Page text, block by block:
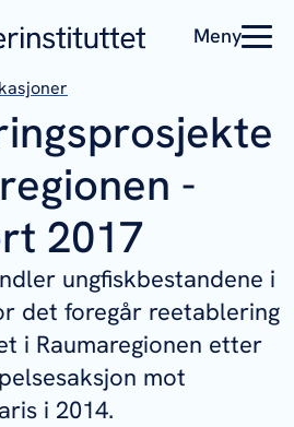
Meny
-
2017
ungfiskbestandene i
det foregår reetablering
i Raumaregionen etter
mot
i 2014.